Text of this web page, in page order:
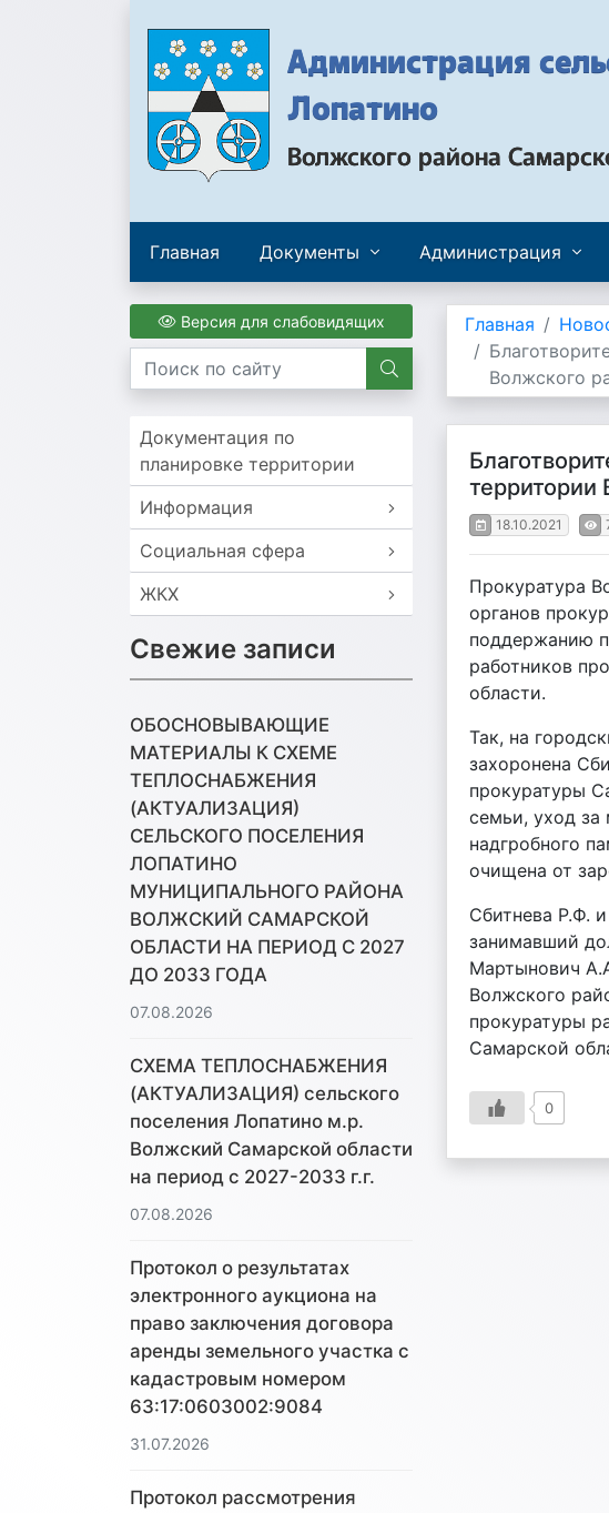
Администрация
Лопатино
Волжского района
Главная Документы Администрация
Версия для слабовидящих
Документация по
планировке территории
Информация
Социальная сфера
ЖКХ
Свежие записи
ОБОСНОВЫВАЮЩИЕ
МАТЕРИАЛЫ К СХЕМЕ
ТЕПЛОСНАБЖЕНИЯ
(АКТУАЛИЗАЦИЯ)
СЕЛЬСКОГО ПОСЕЛЕНИЯ
ЛОПАТИНО
МУНИЦИПАЛЬНОГО РАЙОНА
ВОЛЖСКИЙ САМАРСКОЙ
ОБЛАСТИ НА ПЕРИОД С 2027
ДО 2033 ГОДА
07.08.2026
СХЕМА ТЕПЛОСНАБЖЕНИЯ
(АКТУАЛИЗАЦИЯ) сельского
поселения Лопатино м.р.
Волжский Самарской области
на период с 2027-2033 г.г.
07.08.2026
Протокол о результатах
электронного аукциона на
право заключения договора
аренды земельного участка с
кадастровым номером
63:17:0603002:9084
31.07.2026
Протокол рассмотрения
Главная
Волжского
территории
18.10.2021
Прокуратура
органов
поддержанию
работников
области.
Так, на
захоронена
прокуратуры
семьи, уход за
надгробного
очищена от
Сбитнева Р.Ф.
занимавший
Мартынович
Волжского
прокуратуры
Самарской
0